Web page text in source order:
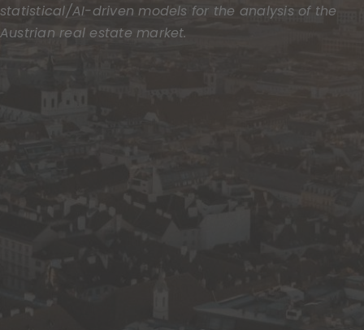
statistical/AI-driven models for the analysis of the
Austrian real estate market.